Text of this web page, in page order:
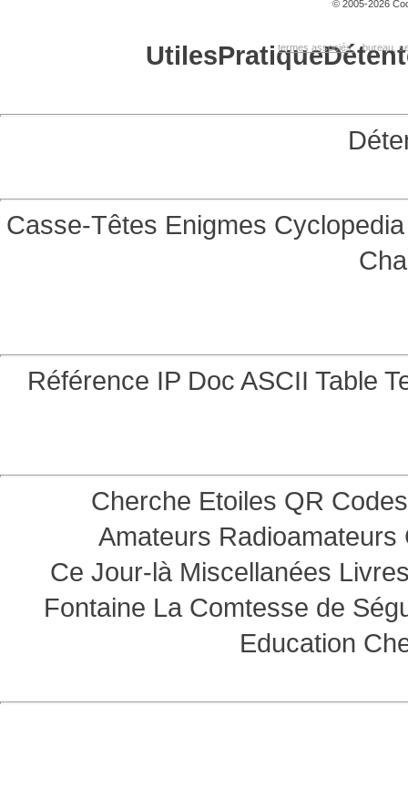
© 2005-2026
termes associés: bureau,
UtilesPratique
Casse-Têtes Enigmes
Référence IP Doc ASCII Table
Cherche Etoiles QR Codes
Amateurs Radioamateurs
Ce Jour-là Miscellanées
Fontaine La Comtesse de
Education